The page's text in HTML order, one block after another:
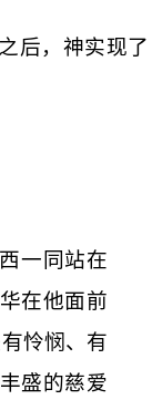
后，神实现了
一同站在
在他面前
怜悯、有
盛的慈爱